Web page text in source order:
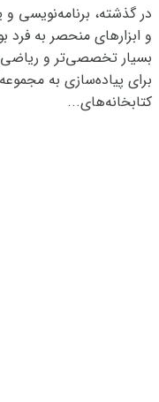
در گذشته، ‌برنامه‌نویسی
و ابزارهای منحصر به فرد
بسیار تخصصی‌تر و
برای پیاده‌سازی به
کتابخانه‌های...